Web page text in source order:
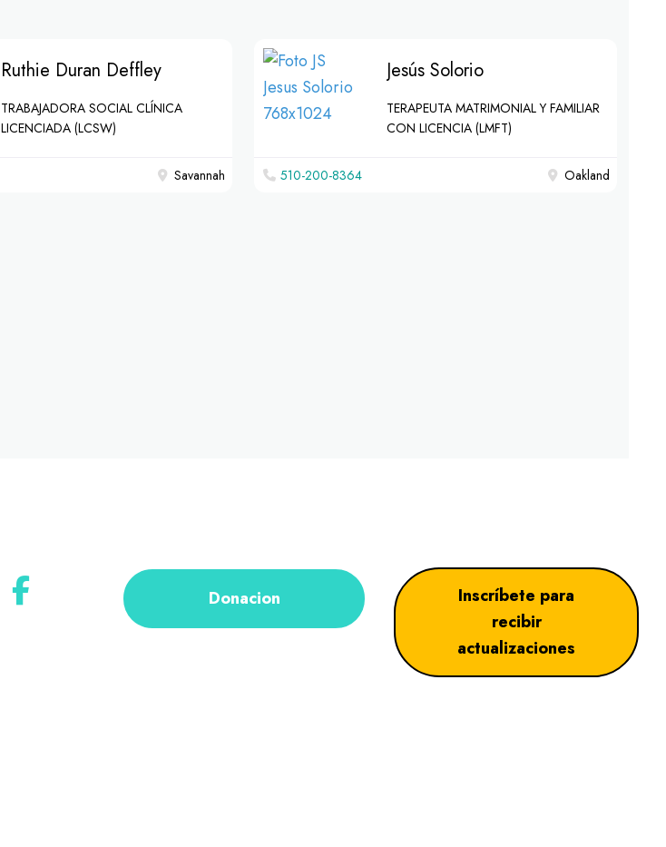
Ruthie Duran Deffley
TRABAJADORA SOCIAL CLÍNICA
LICENCIADA (LCSW)
Savannah
Jesús Solorio
TERAPEUTA MATRIMONIAL Y FAMILIAR
CON LICENCIA (LMFT)
510-200-8364 Oakland
Donacion
Inscríbete para
recibir
actualizaciones